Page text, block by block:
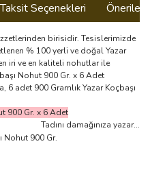
Taksit Seçenekleri
birisidir. Tesislerimizde
% 100 yerli ve doğal Yazar
iri ve en kaliteli nohutlar ile
Nohut 900 Gr. x 6 Adet
6 adet 900 Gramlık Yazar Koçbaşı
900 Gr. x 6 Adet
Tadını damağınıza yazar...